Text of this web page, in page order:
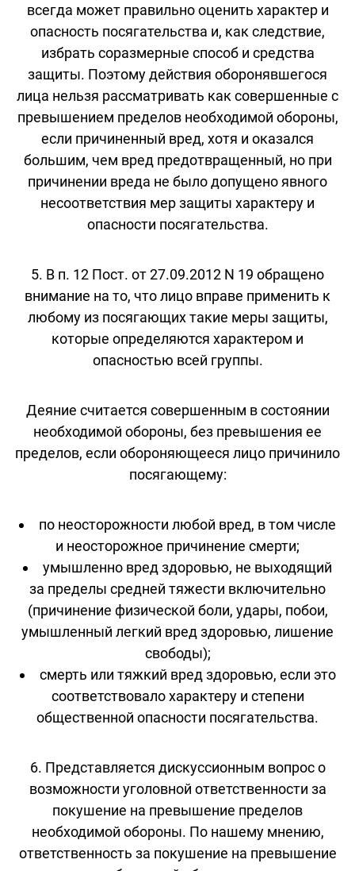
всегда может правильно оценить характер и
опасность посягательства и, как следствие,
избрать соразмерные способ и средства
защиты. Поэтому действия оборонявшегося
лица нельзя рассматривать как совершенные с
превышением пределов необходимой обороны,
если причиненный вред, хотя и оказался
большим, чем вред предотвращенный, но при
причинении вреда не было допущено явного
несоответствия мер защиты характеру и
опасности посягательства.
5. В п. 12 Пост. от 27.09.2012 N 19 обращено
внимание на то, что лицо вправе применить к
любому из посягающих такие меры защиты,
которые определяются характером и
опасностью всей группы.
Деяние считается совершенным в состоянии
необходимой обороны, без превышения ее
пределов, если обороняющееся лицо причинило
посягающему:
по неосторожности любой вред, в том числе
и неосторожное причинение смерти;
умышленно вред здоровью, не выходящий
за пределы средней тяжести включительно
(причинение физической боли, удары, побои,
умышленный легкий вред здоровью, лишение
свободы);
смерть или тяжкий вред здоровью, если это
соответствовало характеру и степени
общественной опасности посягательства.
6. Представляется дискуссионным вопрос о
возможности уголовной ответственности за
покушение на превышение пределов
необходимой обороны. По нашему мнению,
ответственность за покушение на превышение